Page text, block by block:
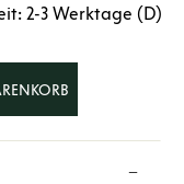
2-3 Werktage (D)